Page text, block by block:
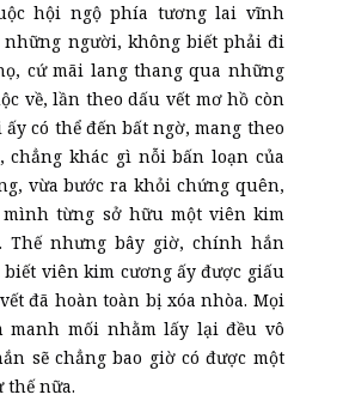
hội ngộ phía tương lai vĩnh
những người, không biết phải đi
cứ mãi lang thang qua những
về, lần theo dấu vết mơ hồ còn
có thể đến bất ngờ, mang theo
chẳng khác gì nỗi bấn loạn của
vừa bước ra khỏi chứng quên,
từng sở hữu một viên kim
Thế nhưng bây giờ, chính hắn
viên kim cương ấy được giấu
đã hoàn toàn bị xóa nhòa. Mọi
manh mối nhằm lấy lại đều vô
sẽ chẳng bao giờ có được một
thế nữa.